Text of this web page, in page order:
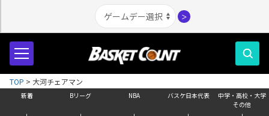
＞
新着 Bリーグ NBA バスケ日本代表
中学・高校・大学
その他
TOP > 大河チェアマン